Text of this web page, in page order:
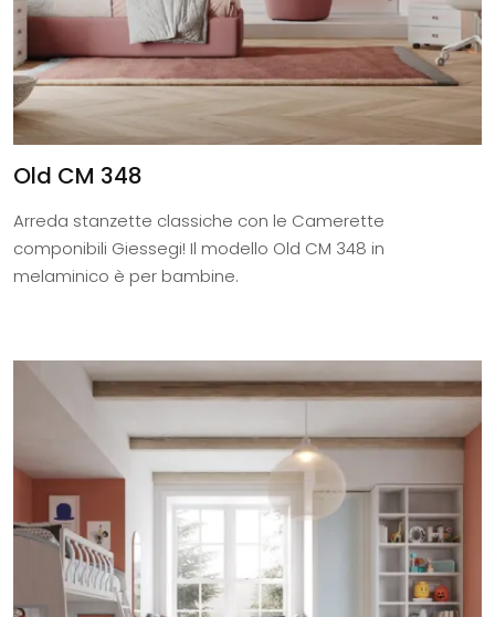
Old CM 348
Arreda stanzette classiche con le Camerette
componibili Giessegi! Il modello Old CM 348 in
melaminico è per bambine.